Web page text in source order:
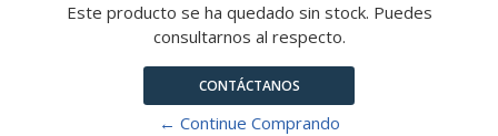
Este producto se ha quedado sin stock. Puedes
consultarnos al respecto.
CONTÁCTANOS
← Continue Comprando